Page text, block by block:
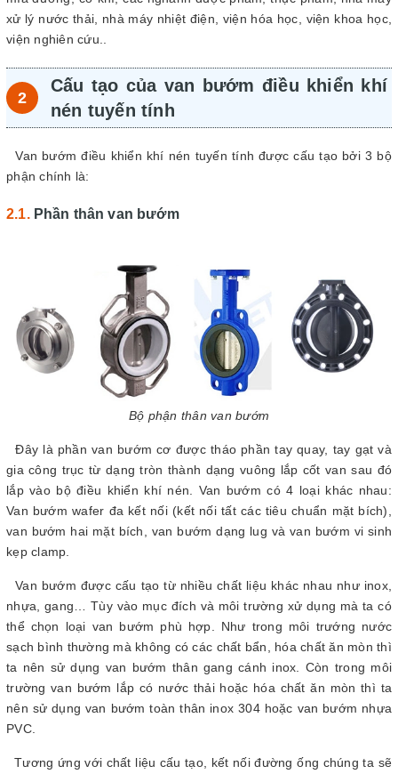
xử lý nước thải, nhà máy nhiệt điện, viện hóa học, viện khoa học,
viện nghiên cứu..
Cấu tạo của van bướm điều khiển khí
nén tuyến tính
Van bướm điều khiển khí nén tuyến tính được cấu tạo bởi 3 bộ
phận chính là:
Phần thân van bướm
Bộ phận thân van bướm
Đây là phần van bướm cơ được tháo phần tay quay, tay gạt và
gia công trục từ dạng tròn thành dạng vuông lắp cốt van sau đó
lắp vào bộ điều khiển khí nén. Van bướm có 4 loại khác nhau:
Van bướm wafer đa kết nối (kết nối tất các tiêu chuẩn mặt bích),
van bướm hai mặt bích, van bướm dạng lug và van bướm vi sinh
kẹp clamp.
Van bướm được cấu tạo từ nhiều chất liệu khác nhau như inox,
nhựa, gang… Tùy vào mục đích và môi trường xử dụng mà ta có
thể chọn loại van bướm phù hợp. Như trong môi trướng nước
sạch bình thường mà không có các chất bẩn, hóa chất ăn mòn thì
ta nên sử dụng van bướm thân gang cánh inox. Còn trong môi
trường van bướm lắp có nước thải hoặc hóa chất ăn mòn thì ta
nên sử dụng van bướm toàn thân inox 304 hoặc van bướm nhựa
PVC.
Tương ứng với chất liệu cấu tạo, kết nối đường ống chúng ta sẽ